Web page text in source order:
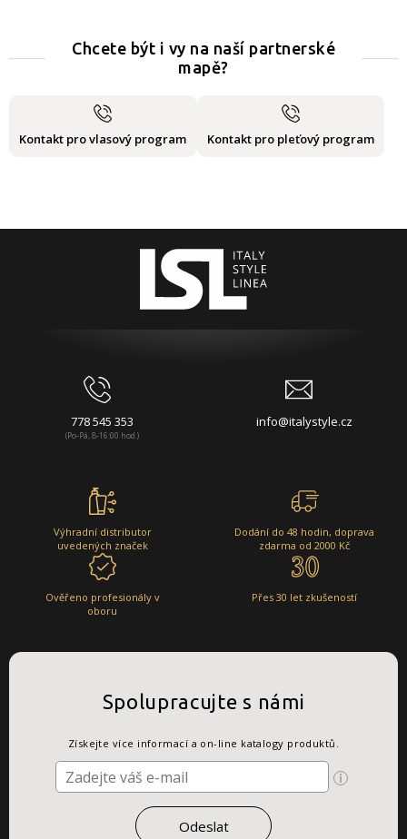
Chcete být i vy na naší partnerské
mapě?
Kontakt pro vlasový program Kontakt pro pleťový program
778 545 353
(Po-Pá, 8-16:00 hod.)
info@italystyle.cz
Výhradní distributor
uvedených značek
Dodání do 48 hodin, doprava
zdarma od 2000 Kč
Ověřeno profesionály v
oboru
Přes 30 let zkušeností
Spolupracujte s námi
Získejte více informací a on-line katalogy produktů.